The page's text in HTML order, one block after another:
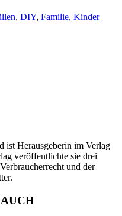
, DIY, Familie, Kinder
ist Herausgeberin im Verlag
veröffentlichte sie drei
und der